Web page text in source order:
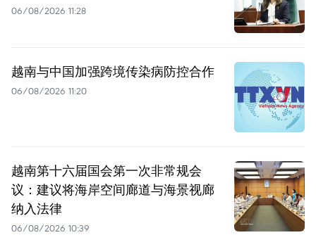
06/08/2026 11:28
越南与中国加强跨境传染病防控合作
06/08/2026 11:20
越南第十六届国会第一次非常规会
议：建议将海岸空间廊道与海景视廊
纳入法律
06/08/2026 10:39